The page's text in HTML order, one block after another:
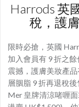
Harrods 英
稅，護
限時必搶，英國
加入會員有 9 折之
震撼，護膚美妝產
層胭脂 9 折再退稅
Mer 皇牌清涼啫喱